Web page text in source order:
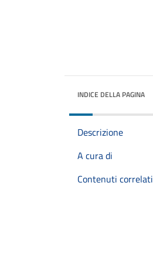
INDICE DELLA PAGINA
Descrizione
A cura di
Contenuti correlati